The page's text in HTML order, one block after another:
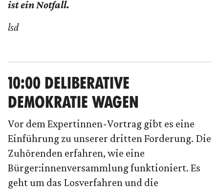
ist ein Notfall.
lsd
10:00 DELIBERATIVE
DEMOKRATIE WAGEN
Vor dem Expertinnen-Vortrag gibt es eine
Einführung zu unserer dritten Forderung. Die
Zuhörenden erfahren, wie eine
Bürger:innenversammlung funktioniert. Es
geht um das Losverfahren und die